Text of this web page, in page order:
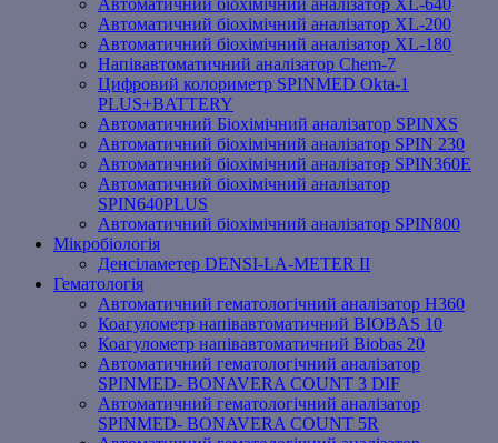
Автоматичний біохімічний аналізатор XL-640
Автоматичний біохімічний аналізатор XL-200
Автоматичний біохімічний аналізатор XL-180
Напівавтоматичний аналізатор Chem-7
Цифровий колориметр SPINMED Okta-1
PLUS+BATTERY
Автоматичний Біохімічний аналізатор SPINXS
Автоматичний біохімічний аналізатор SPIN 230
Автоматичний біохімічний аналізатор SPIN360E
Автоматичний біохімічний аналізатор
SPIN640PLUS
Автоматичний біохімічний аналізатор SPIN800
Мікробіологія
Денсіламетер DENSI-LA-METER ІІ
Гематологія
Автоматичний гематологічний аналізатор Н360
Коагулометр напівавтоматичний BIOBAS 10
Коагулометр напівавтоматичний Biobas 20
Автоматичний гематологічний аналізатор
SPINMED- BONAVERA COUNT 3 DIF
Автоматичний гематологічний аналізатор
SPINMED- BONAVERA COUNT 5R